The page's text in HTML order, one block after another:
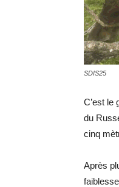
SDIS25
C’est le
du
cinq
Après